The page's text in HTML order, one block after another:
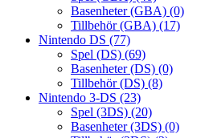
Basenheter (GBA) (0)
Tillbehör (GBA) (17)
Nintendo DS (77)
Spel (DS) (69)
Basenheter (DS) (0)
Tillbehör (DS) (8)
Nintendo 3-DS (23)
Spel (3DS) (20)
Basenheter (3DS) (0)